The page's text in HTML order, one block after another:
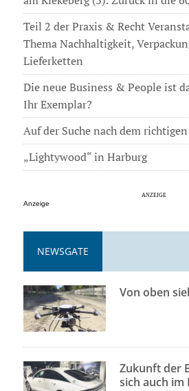
Teil 2 der Praxis & Recht
Thema Nachhaltigkeit,
Lieferketten
Die neue Business & People ist
Ihr Exemplar?
Auf der Suche nach dem richtigen
„Lightywood“ in Harburg
Anzeige
NEWSGATE
Von oben
Zukunft der
sich auch im